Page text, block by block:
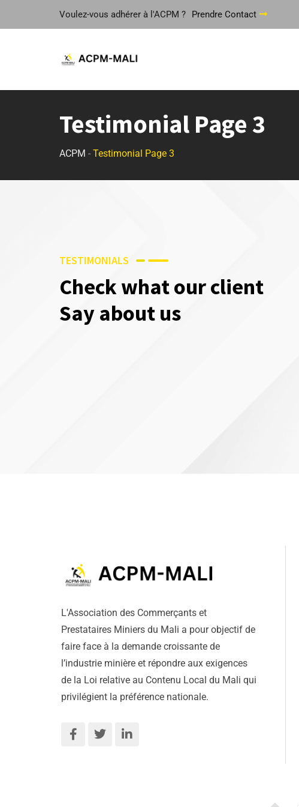
Voulez-vous adhérer à l'ACPM ? Prendre Contact
Testimonial Page 3
ACPM - Testimonial Page 3
TESTIMONIALS
Check what our client
Say about us
L'Association des Commerçants et
Prestataires Miniers du Mali a pour objectif de
faire face à la demande croissante de
l’industrie minière et répondre aux exigences
de la Loi relative au Contenu Local du Mali qui
privilégient la préférence nationale.